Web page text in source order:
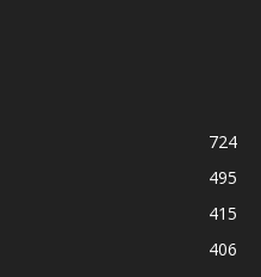
724
495
415
406